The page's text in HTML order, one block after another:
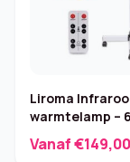
Liroma
warmtelamp –
Vanaf €149,00